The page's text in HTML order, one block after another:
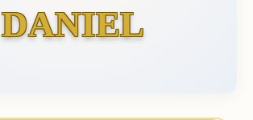
DANIEL